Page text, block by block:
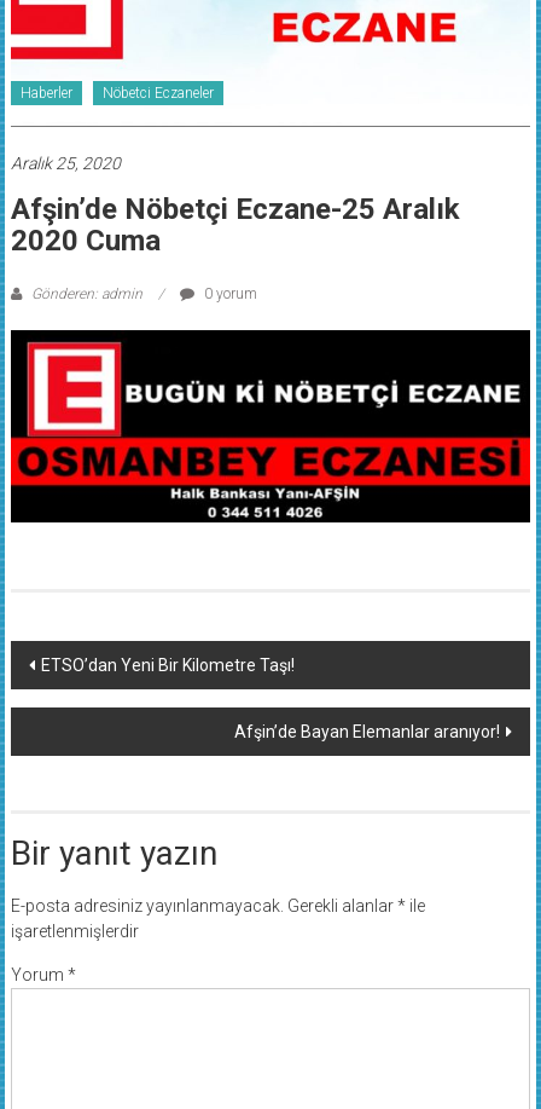
Haberler Nöbetci Eczaneler
Aralık 25, 2020
Afşin’de Nöbetçi Eczane-25 Aralık
2020 Cuma
Gönderen: admin 0 yorum
Yazı
dolaşımı
ETSO’dan Yeni Bir Kilometre Taşı!
Afşin’de Bayan Elemanlar aranıyor!
Bir yanıt yazın
E-posta adresiniz yayınlanmayacak. Gerekli alanlar*ile
işaretlenmişlerdir
Yorum *